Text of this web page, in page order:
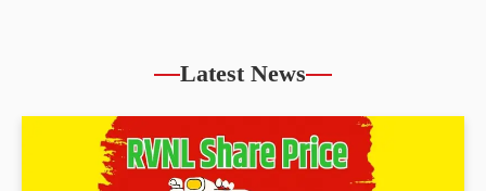
Latest News